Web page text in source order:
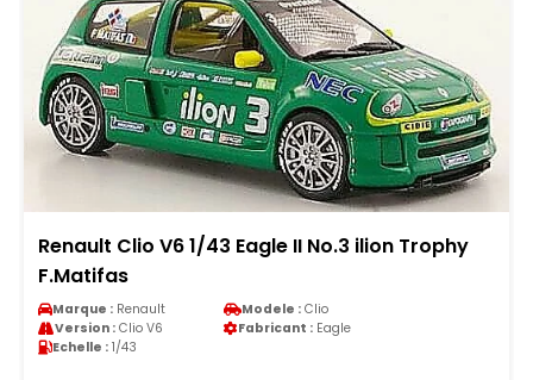
Renault Clio V6 1/43 Eagle II No.3 ilion Trophy
F.Matifas
Marque : Renault Modele : Clio
Version : Clio V6 Fabricant : Eagle
Echelle : 1/43